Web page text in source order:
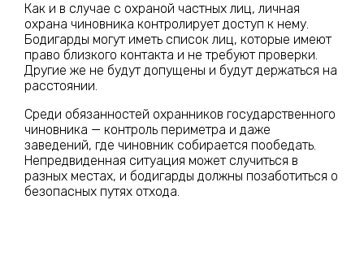
Как и в случае с охраной частных лиц, личная
охрана чиновника контролирует доступ к нему.
Бодигарды могут иметь список лиц, которые имеют
право близкого контакта и не требуют проверки.
Другие же не будут допущены и будут держаться на
расстоянии.
Среди обязанностей охранников государственного
чиновника — контроль периметра и даже
заведений, где чиновник собирается пообедать.
Непредвиденная ситуация может случиться в
разных местах, и бодигарды должны позаботиться о
безопасных путях отхода.